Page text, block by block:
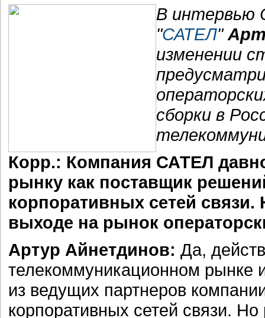
В интервью
"САТЕЛ"
изменении
сборки в
Корр.: Компания САТЕЛ
рынку как поставщик
корпоративных сетей
выходе на рынок
Артур Айнетдинов: Да,
телекоммуникационном рынке
из ведущих партнеров
корпоративных сетей связи.